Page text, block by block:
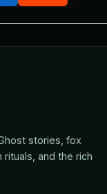
stories, fox
and the rich